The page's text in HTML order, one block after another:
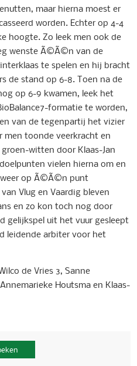
maar hierna moest er
worden. Echter op 4-4
hoogte. Zo leek men ook de
wenste Ã©Ã©n van de
te spelen en hij bracht
de stand op 6-8. Toen na de
op 6-9 kwamen, leek het
formatie te worden,
van de tegenpartij het vizier
men toonde veerkracht en
witten door Klaas-Jan
vielen hierna om en
weer op Ã©Ã©n punt
Vlug en Vaardig bleven
en zo kon toch nog door
gelijkspel uit het vuur gesleept
leidende arbiter voor het
de Vries 3, Sanne
Houtsma en Klaas-